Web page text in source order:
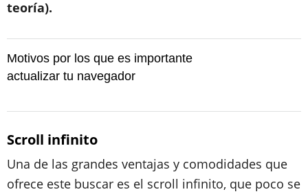
teoría).
Motivos por los que es importante
actualizar tu navegador
Scroll infinito
Una de las grandes ventajas y comodidades que
ofrece este buscar es el scroll infinito, que poco se